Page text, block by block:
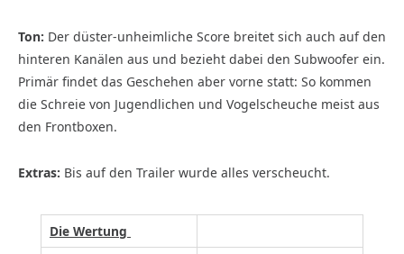
Ton: Der düster-unheimliche Score breitet sich auch auf den
hinteren Kanälen aus und bezieht dabei den Subwoofer ein.
Primär findet das Geschehen aber vorne statt: So kommen
die Schreie von Jugendlichen und Vogelscheuche meist aus
den Frontboxen.
Extras: Bis auf den Trailer wurde alles verscheucht.
Die Wertung